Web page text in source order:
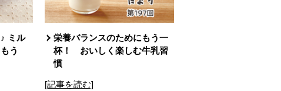
ミル
う
栄養バランスのためにもう一
杯！ おいしく楽しむ牛乳習
慣
[記事を読む]